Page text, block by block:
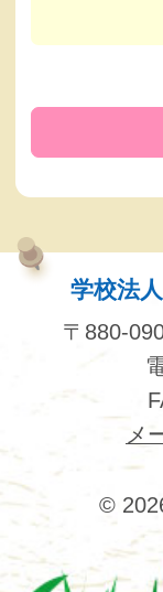
学校法
〒880-
メ
©